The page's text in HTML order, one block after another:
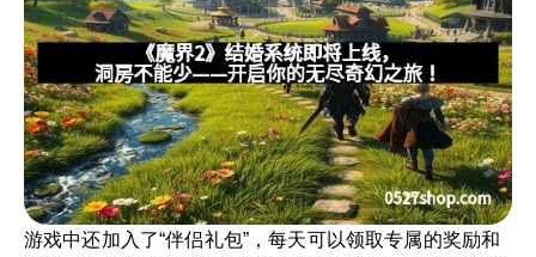
游戏中还加入了“伴侣礼包”，每天可以领取专属的奖励和